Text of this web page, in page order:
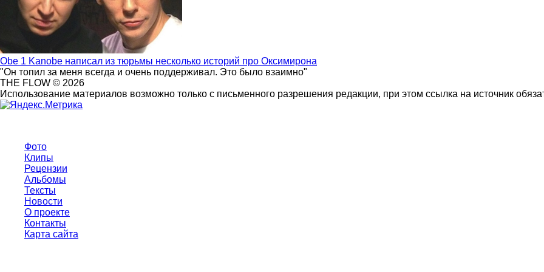
Obe 1 Kanobe написал из тюрьмы несколько историй про Оксимирона
"Он топил за меня всегда и очень поддерживал. Это было взаимно"
THE FLOW © 2026
Использование материалов возможно только с письменного разрешения редакции, при этом ссылка на источник
Фото
Клипы
Рецензии
Альбомы
Тексты
Новости
О проекте
Контакты
Карта сайта